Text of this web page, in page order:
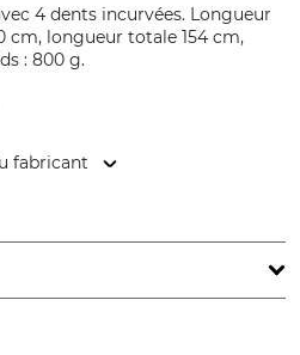
4 dents incurvées. Longueur
cm, longueur totale 154 cm,
: 800 g.
fabricant
www.freund-victoria.de